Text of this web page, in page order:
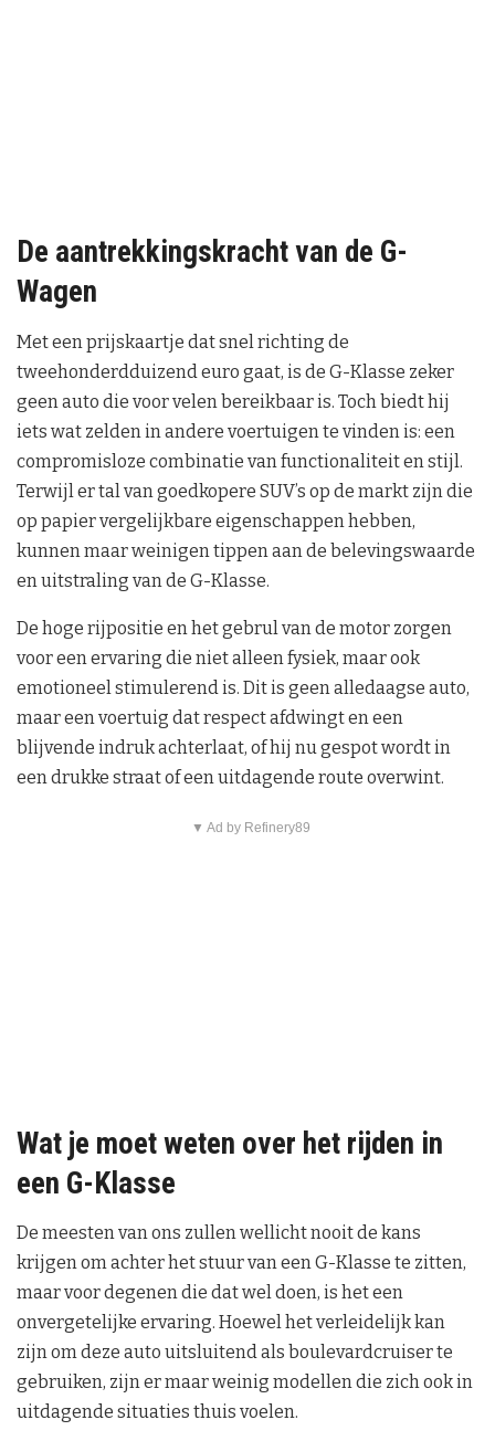
De aantrekkingskracht van de G-
Wagen
Met een prijskaartje dat snel richting de
tweehonderdduizend euro gaat, is de G-Klasse zeker
geen auto die voor velen bereikbaar is. Toch biedt hij
iets wat zelden in andere voertuigen te vinden is: een
compromisloze combinatie van functionaliteit en stijl.
Terwijl er tal van goedkopere SUV’s op de markt zijn die
op papier vergelijkbare eigenschappen hebben,
kunnen maar weinigen tippen aan de belevingswaarde
en uitstraling van de G-Klasse.
De hoge rijpositie en het gebrul van de motor zorgen
voor een ervaring die niet alleen fysiek, maar ook
emotioneel stimulerend is. Dit is geen alledaagse auto,
maar een voertuig dat respect afdwingt en een
blijvende indruk achterlaat, of hij nu gespot wordt in
een drukke straat of een uitdagende route overwint.
▼ Ad by Refinery89
Wat je moet weten over het rijden in
een G-Klasse
De meesten van ons zullen wellicht nooit de kans
krijgen om achter het stuur van een G-Klasse te zitten,
maar voor degenen die dat wel doen, is het een
onvergetelijke ervaring. Hoewel het verleidelijk kan
zijn om deze auto uitsluitend als boulevardcruiser te
gebruiken, zijn er maar weinig modellen die zich ook in
uitdagende situaties thuis voelen.